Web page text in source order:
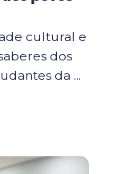
cultural e
dos
da ...